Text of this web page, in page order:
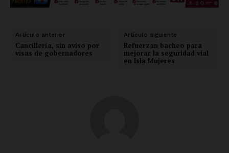
Artículo anterior
Cancillería, sin aviso por
visas de gobernadores
Artículo siguiente
Refuerzan bacheo para
mejorar la seguridad vial
en Isla Mujeres